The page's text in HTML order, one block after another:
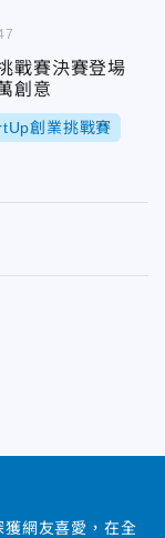
戰賽決賽登場
創意
創業挑戰賽
網友喜愛，在全